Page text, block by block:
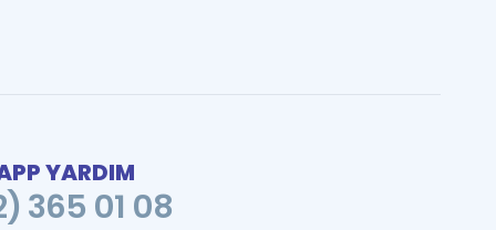
YARDIM
365 01 08